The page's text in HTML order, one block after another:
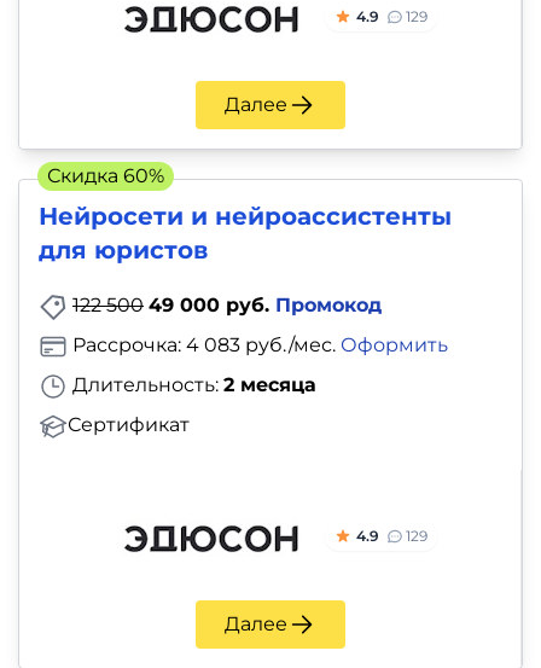
4.9 129
Далее
Нейросети и нейроассистенты
для юристов
122 500 49 000 руб. Промокод
Длительность: 2 месяца
Сертификат
Рассрочка: 4 083 руб./мес. Оформить
4.9 129
Далее
Скидка 60%